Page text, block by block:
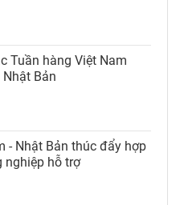
Tuần hàng Việt Nam
Bản
- Nhật Bản thúc đẩy hợp
nghiệp hỗ trợ